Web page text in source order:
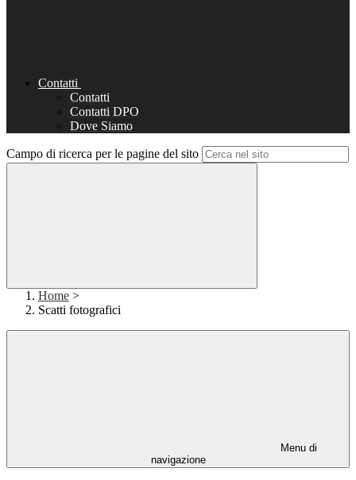
Contatti
Contatti
Contatti DPO
Dove Siamo
Campo di ricerca per le pagine del sito
Home >
Scatti fotografici
Menu di
navigazione